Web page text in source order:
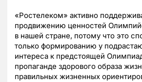
«Ростелеком» активно
продвижению ценностей
в нашей стране, потому что это
только формированию у
интереса к предстоящей
пропаганде здорового образа
правильных жизненных